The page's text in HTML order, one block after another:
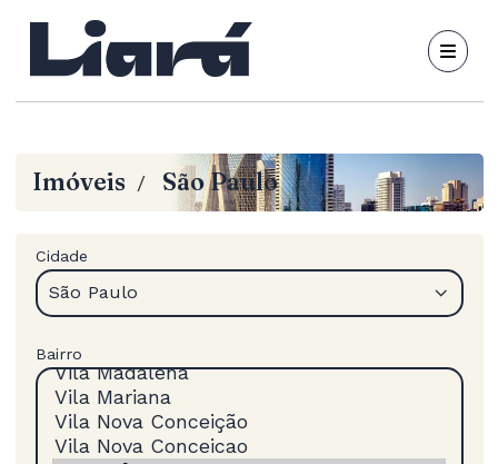
Imóveis / São Paulo
Cidade
São Paulo
Bairro